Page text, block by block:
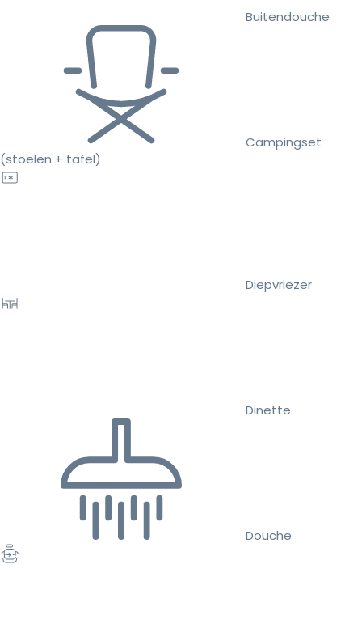
Buitendouche
Campingset
(stoelen + tafel)
Diepvriezer
Dinette
Douche